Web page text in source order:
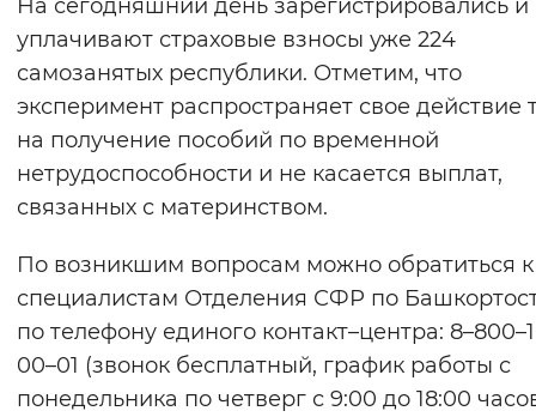
На сегодняшний день зарегистрировались и
уплачивают страховые взносы уже 224
самозанятых республики. Отметим, что
эксперимент распространяет свое действие
на получение пособий по временной
нетрудоспособности и не касается выплат,
связанных с материнством.
По возникшим вопросам можно обратиться к
специалистам Отделения СФР по
по телефону единого контакт–центра:
00–01 (звонок бесплатный, график работы с
понедельника по четверг с 9:00 до 18:00